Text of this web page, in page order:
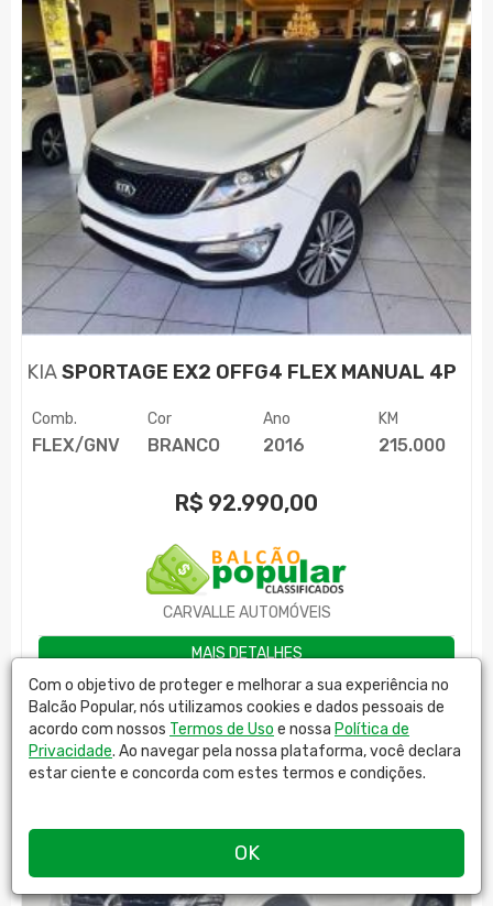
KIASPORTAGE EX2 OFFG4 FLEX MANUAL 4P
Comb.
FLEX/GNV
Cor
BRANCO
Ano
2016
KM
215.000
R$ 92.990,00
CARVALLE AUTOMÓVEIS
MAIS DETALHES
Com o objetivo de proteger e melhorar a sua experiência no
Balcão Popular, nós utilizamos cookies e dados pessoais de
acordo com nossos Termos de Uso e nossa Política de
Privacidade. Ao navegar pela nossa plataforma, você declara
estar ciente e concorda com estes termos e condições.
OK